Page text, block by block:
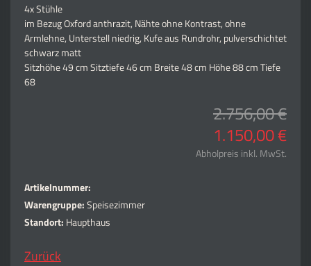
4x Stühle
im Bezug Oxford anthrazit, Nähte ohne Kontrast, ohne
Armlehne, Unterstell niedrig, Kufe aus Rundrohr, pulverschichtet
schwarz matt
Sitzhöhe 49 cm Sitztiefe 46 cm Breite 48 cm Höhe 88 cm Tiefe
68
2.756,00 €
1.150,00 €
Abholpreis inkl. MwSt.
Artikelnummer:
Warengruppe:Speisezimmer
Standort: Haupthaus
Zurück